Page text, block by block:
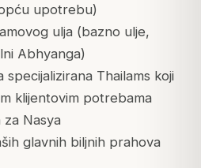
upotrebu)
ulja (bazno ulje,
Abhyanga)
specijalizirana Thailams koji
klijentovim potrebama
za Nasya
glavnih biljnih prahova